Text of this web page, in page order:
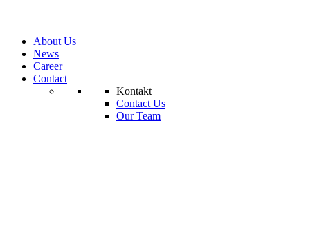
About Us
News
Career
Contact
Kontakt
Contact Us
Our Team